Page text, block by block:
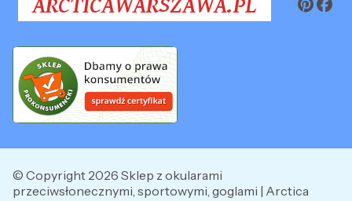
© Copyright 2026 Sklep z okularami
przeciwsłonecznymi, sportowymi, goglami | Arctica